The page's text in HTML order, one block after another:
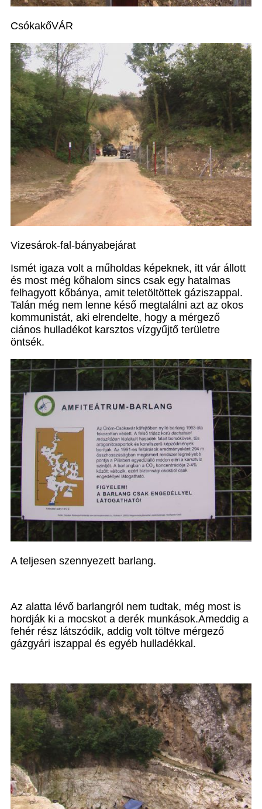
CsókakőVÁR
Vizesárok-fal-bányabejárat
Ismét igaza volt a műholdas képeknek, itt vár állott
és most még kőhalom sincs csak egy hatalmas
felhagyott kőbánya, amit teletöltöttek gáziszappal.
Talán még nem lenne késő megtalálni azt az okos
kommunistát, aki elrendelte, hogy a mérgező
ciános hulladékot karsztos vízgyűjtő területre
öntsék.
A teljesen szennyezett barlang.
Az alatta lévő barlangról nem tudtak, még most is
hordják ki a mocskot a derék munkások.Ameddig a
fehér rész látszódik, addig volt töltve mérgező
gázgyári iszappal és egyéb hulladékkal.